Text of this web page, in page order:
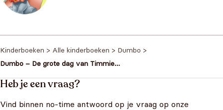
Kinderboeken > Alle kinderboeken > Dumbo >
Dumbo – De grote dag van Timmie
Softcover
Heb je een vraag?
Vind binnen no-time antwoord op je vraag op onze